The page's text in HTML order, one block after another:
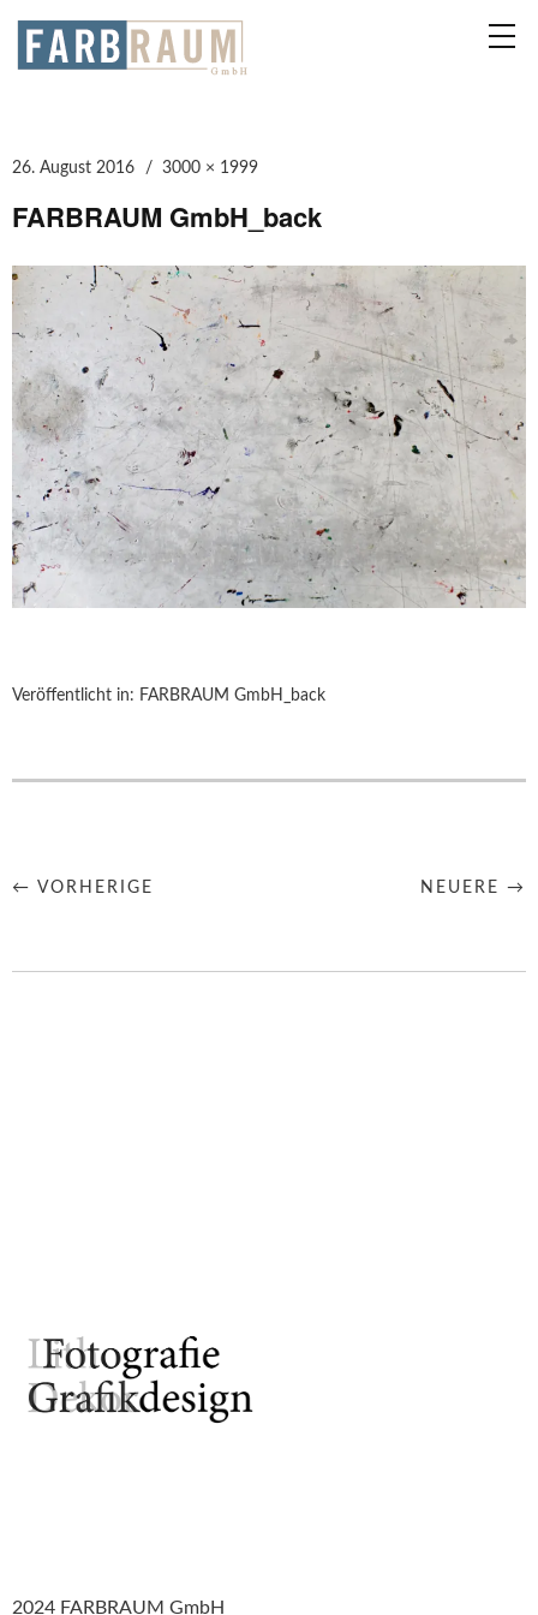
26. August 2016 3000 × 1999
FARBRAUM GmbH_back
Veröffentlicht in: FARBRAUM GmbH_back
← VORHERIGE NEUERE →
2024 FARBRAUM GmbH